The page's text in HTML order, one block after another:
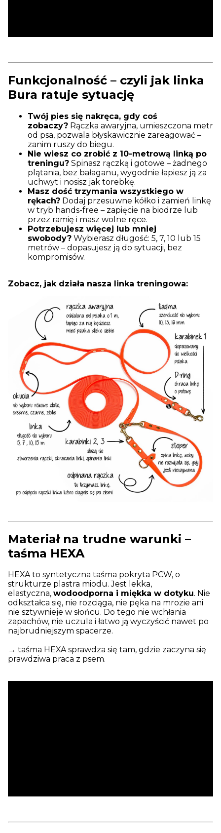
Funkcjonalność – czyli jak linka
Bura ratuje sytuację
Twój pies się nakręca, gdy coś
zobaczy? Rączka awaryjna, umieszczona metr
od psa, pozwala błyskawicznie zareagować –
zanim ruszy do biegu.
Nie wiesz co zrobić z 10-metrową linką po
treningu? Spinasz rączką i gotowe – żadnego
plątania, bez bałaganu, wygodnie łapiesz ją za
uchwyt i nosisz jak torebkę.
Masz dość trzymania wszystkiego w
rękach? Dodaj przesuwne kółko i zamień linkę
w tryb hands-free – zapięcie na biodrze lub
przez ramię i masz wolne ręce.
Potrzebujesz więcej lub mniej
swobody? Wybierasz długość: 5, 7, 10 lub 15
metrów – dopasujesz ją do sytuacji, bez
kompromisów.
Zobacz, jak działa nasza linka treningowa:
Materiał na trudne warunki –
taśma HEXA
HEXA to syntetyczna taśma pokryta PCW, o
strukturze plastra miodu. Jest lekka,
elastyczna, wodoodporna i miękka w dotyku. Nie
odkształca się, nie rozciąga, nie pęka na mrozie ani
nie sztywnieje w słońcu. Do tego nie wchłania
zapachów, nie uczula i łatwo ją wyczyścić nawet po
najbrudniejszym spacerze.
→ taśma HEXA sprawdza się tam, gdzie zaczyna się
prawdziwa praca z psem.